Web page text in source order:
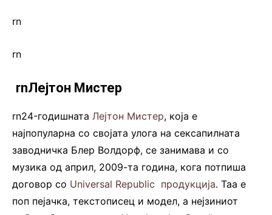
rn
rn
rnЛејтон Мистер
rn24-годишната Лејтон Мистер, која е
најпопуларна со својата улога на сексапилната
заводничка Блер Волдорф, се занимава и со
музика од април, 2009-та година, кога потпиша
договор со Universal Republic продукција. Таа е
поп пејачка, текстописец и модел, а нејзиниот